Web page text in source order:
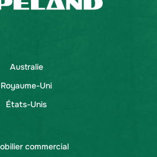
Australie
Royaume-Uni
États-Unis
commercial